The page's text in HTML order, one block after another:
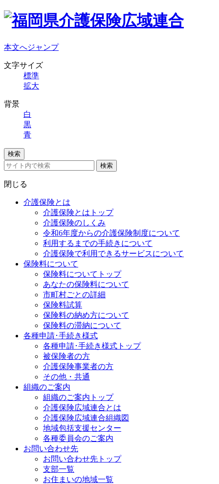
本文へジャンプ
文字サイズ
標準
拡大
背景
白
黒
青
検索
検索
閉じる
介護保険とは
介護保険とはトップ
介護保険のしくみ
令和6年度からの介護保険制度について
利用するまでの手続きについて
介護保険で利用できるサービスについて
保険料について
保険料についてトップ
あなたの保険料について
市町村ごとの詳細
保険料試算
保険料の納め方について
保険料の滞納について
各種申請･手続き様式
各種申請･手続き様式トップ
被保険者の方
介護保険事業者の方
その他・共通
組織のご案内
組織のご案内トップ
介護保険広域連合とは
介護保険広域連合組織図
地域包括支援センター
各種委員会のご案内
お問い合わせ先
お問い合わせ先トップ
支部一覧
お住まいの地域一覧